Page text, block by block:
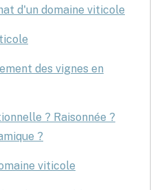
d'un domaine viticole
des vignes en
? Raisonnée ?
?
viticole